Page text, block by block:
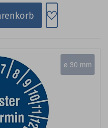
Zum
ø 30 mm